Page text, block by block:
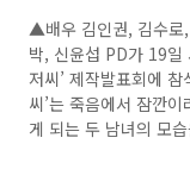
▲배우 김인권, 김수로
박, 신윤섭 PD가 19일
저씨’ 제작발표회에
씨’는 죽음에서 잠깐
게 되는 두 남녀의 모